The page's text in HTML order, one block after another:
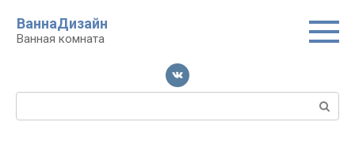
контенту
ВаннаДизайн
Ванная комната
Поиск: